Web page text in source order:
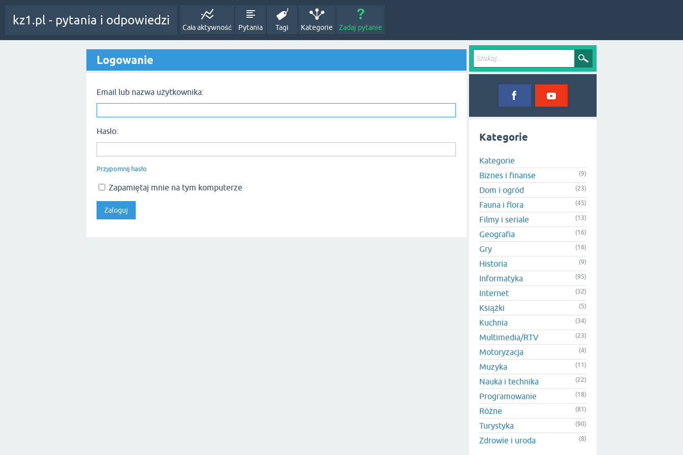
kz1.pl - pytania i odpowiedzi
Cała aktywność Pytania Tagi Kategorie Zadaj pytanie
Logowanie
Email lub nazwa użytkownika:
Hasło:
Przypomnij hasło
Zapamiętaj mnie na tym komputerze
Kategorie
Kategorie
Biznes i finanse
(9)
Dom i ogród (23)
Fauna i flora (45)
Filmy i seriale (13)
Geografia (16)
Gry (16)
Historia (9)
Informatyka (95)
Internet (32)
Książki (5)
Kuchnia (34)
Multimedia/RTV (23)
Motoryzacja (4)
Muzyka (11)
Nauka i technika (22)
Programowanie (18)
Różne (81)
Turystyka (90)
Zdrowie i uroda (8)